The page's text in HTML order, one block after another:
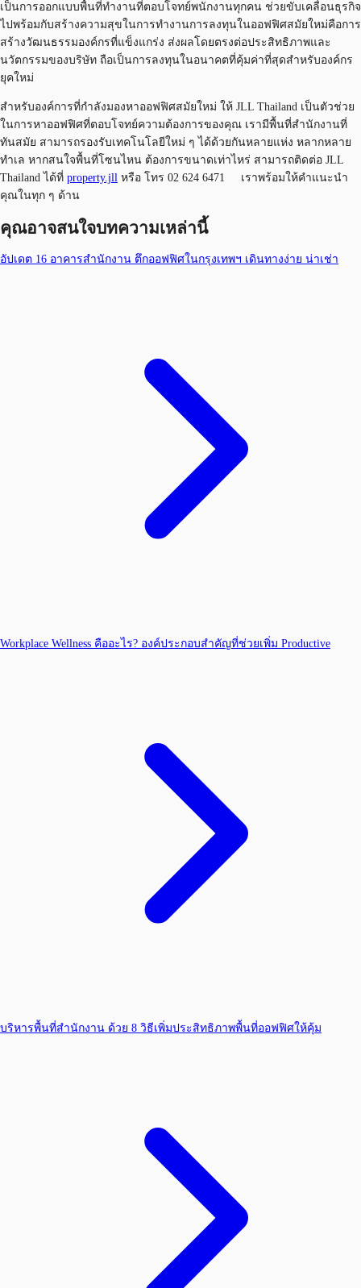
เป็นการออกแบบพื้นที่ทำงานที่ตอบโจทย์พนักงานทุกคน ช่วยขับเคลื่อนธุรกิจ
ไปพร้อมกับสร้างความสุขในการทำงานการลงทุนในออฟฟิศสมัยใหม่คือการ
สร้างวัฒนธรรมองค์กรที่แข็งแกร่ง ส่งผลโดยตรงต่อประสิทธิภาพและ
นวัตกรรมของบริษัท ถือเป็นการลงทุนในอนาคตที่คุ้มค่าที่สุดสำหรับองค์กร
ยุคใหม่
สำหรับองค์การที่กำลังมองหาออฟฟิศสมัยใหม่ ให้ JLL Thailand เป็นตัวช่วย
ในการหาออฟฟิศที่ตอบโจทย์ความต้องการของคุณ เรามีพื้นที่สำนักงานที่
ทันสมัย สามารถรองรับเทคโนโลยีใหม่ ๆ ได้ด้วยกันหลายแห่ง หลากหลาย
ทำเล หากสนใจพื้นที่โซนไหน ต้องการขนาดเท่าไหร่ สามารถติดต่อ JLL
Thailand ได้ที่ property.jll หรือ โทร 02 624 6471 เราพร้อมให้คำแนะนำ
คุณในทุก ๆ ด้าน
คุณอาจสนใจบทความเหล่านี้
อัปเดต 16 อาคารสำนักงาน ตึกออฟฟิศในกรุงเทพฯ เดินทางง่าย น่าเช่า
Workplace Wellness คืออะไร? องค์ประกอบสำคัญที่ช่วยเพิ่ม Productive
บริหารพื้นที่สำนักงาน ด้วย 8 วิธีเพิ่มประสิทธิภาพพื้นที่ออฟฟิศให้คุ้ม